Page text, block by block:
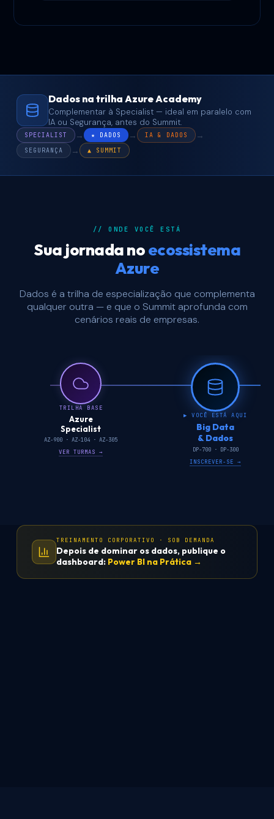
Dados na trilha Azure Academy
Complementar à Specialist — ideal em paralelo com
IA ou Segurança, antes do Summit.
SPECIALIST → ★ DADOS → IA & DADOS →
SEGURANÇA → ▲ SUMMIT
// ONDE VOCÊ ESTÁ
Sua jornada noecossistema
Azure
Dados é a trilha de especialização que complementa
qualquer outra — e que o Summit aprofunda com
cenários reais de empresas.
TRILHA BASE
Azure
Specialist
AZ-900 · AZ-104 · AZ-305
VER TURMAS →
▶ VOCÊ ESTÁ AQUI
Big Data
& Dados
DP-700 · DP-300
INSCREVER-SE →
TREINAMENTO CORPORATIVO · SOB DEMANDA
Depois de dominar os dados, publique o
dashboard: Power BI na Prática →